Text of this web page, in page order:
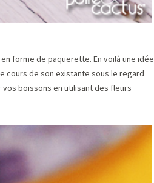
forme de paquerette. En voilà une idée
cours de son existante sous le regard
boissons en utilisant des fleurs